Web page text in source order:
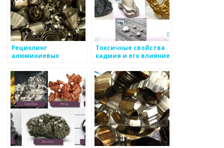
Рециклинг
алюминиевых
сохранение ресурсов
и защита
окружающей среды
Токсичные свойства
кадмия и его влияние